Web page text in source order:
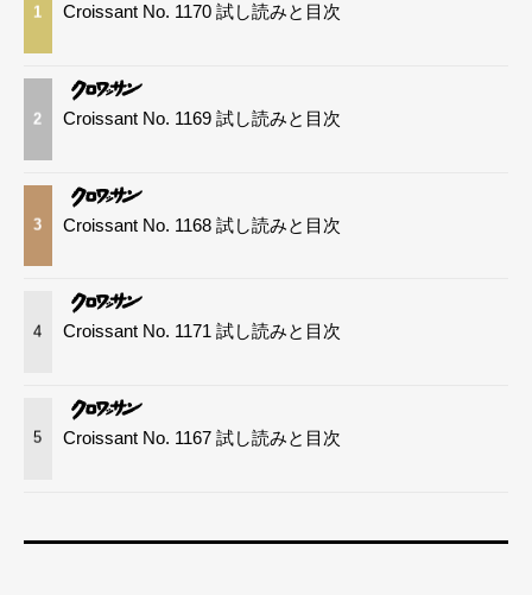
1 Croissant No. 1170 試し読みと目次
2 Croissant No. 1169 試し読みと目次
3 Croissant No. 1168 試し読みと目次
4 Croissant No. 1171 試し読みと目次
5 Croissant No. 1167 試し読みと目次